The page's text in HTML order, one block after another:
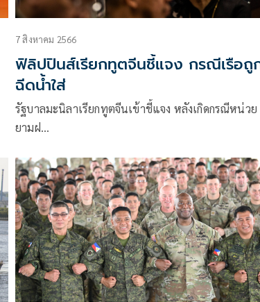
7 สิงหาคม 2566
ฟิลิปปินส์เรียกทูตจีนชี้แจง กรณีเรือถู
ฉีดน้ำใส่
รัฐบาลมะนิลาเรียกทูตจีนเข้าชี้แจง หลังเกิดกรณีหน่วย
ยามฝ…